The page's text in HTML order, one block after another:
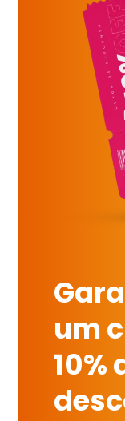
um
10%